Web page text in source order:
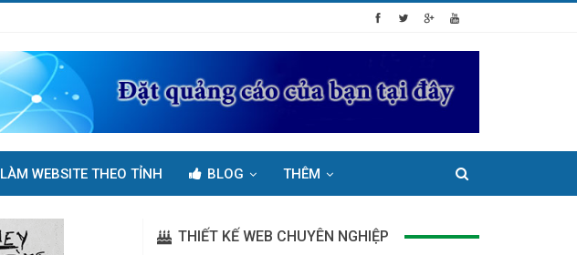
LÀM WEBSITE THEO TỈNH BLOG THÊM
THIẾT KẾ WEB CHUYÊN NGHIỆP